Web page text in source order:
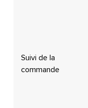
Suivi de la
commande